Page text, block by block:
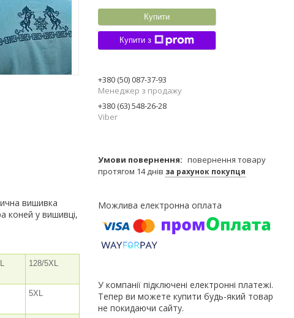
вишивка
коней у вишивці,
128/5XL
5XL
Купити
Купити з
+380 (50) 087-37-93
Менеджер з продажу
+380 (63) 548-26-28
Viber
повернення товару
протягом 14 днів за рахунок покупця
У компанії підключені електронні платежі.
Тепер ви можете купити будь-який товар
не покидаючи сайту.